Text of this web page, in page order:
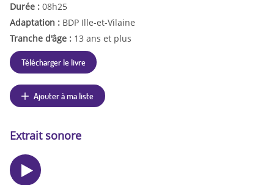
Durée : 08h25
Adaptation : BDP Ille-et-Vilaine
Tranche d'âge : 13 ans et plus
Télécharger le livre
Ajouter à ma liste
Extrait sonore